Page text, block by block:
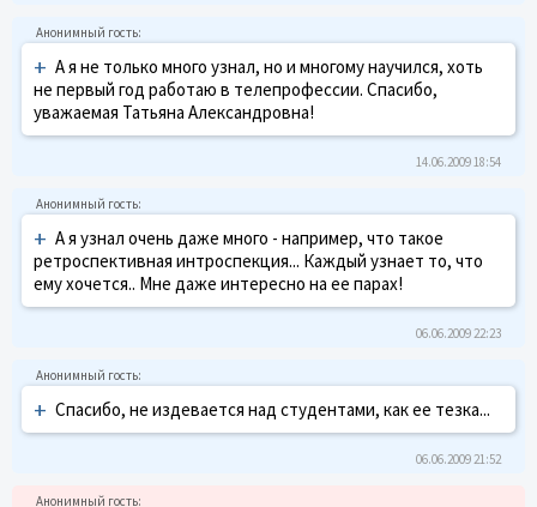
+ А я не только много узнал, но и многому научился, хоть
не первый год работаю в телепрофессии. Спасибо,
уважаемая Татьяна Александровна!
14.06.2009 18:54
+ А я узнал очень даже много - например, что такое
ретроспективная интроспекция... Каждый узнает то, что
ему хочется.. Мне даже интересно на ее парах!
06.06.2009 22:23
+ Спасибо, не издевается над студентами, как ее тезка...
06.06.2009 21:52